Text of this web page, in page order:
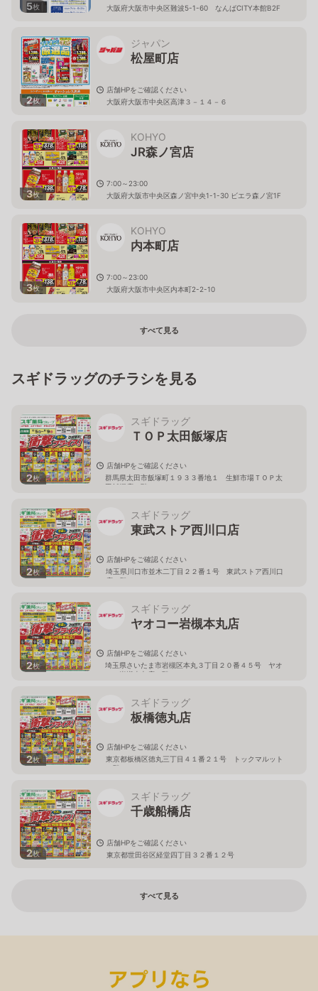
5枚 大阪府大阪市中央区難波5-1-60 なんばCITY本館B2F
2枚
ジャパン
松屋町店
店舗HPをご確認ください
大阪府大阪市中央区高津３－１４－６
3枚
KOHYO
JR森ノ宮店
7:00～23:00
大阪府大阪市中央区森ノ宮中央1-1-30 ビエラ森ノ宮1F
3枚
KOHYO
内本町店
7:00～23:00
大阪府大阪市中央区内本町2-2-10
すべて見る
スギドラッグのチラシを見る
2枚
スギドラッグ
ＴＯＰ太田飯塚店
店舗HPをご確認ください
群馬県太田市飯塚町１９３３番地１ 生鮮市場ＴＯＰ太
田飯塚店１階
2枚
スギドラッグ
東武ストア西川口店
店舗HPをご確認ください
埼玉県川口市並木二丁目２２番１号 東武ストア西川口
店２階
2枚
スギドラッグ
ヤオコー岩槻本丸店
店舗HPをご確認ください
埼玉県さいたま市岩槻区本丸３丁目２０番４５号 ヤオ
コー岩槻本丸店２階
2枚
スギドラッグ
板橋徳丸店
店舗HPをご確認ください
東京都板橋区徳丸三丁目４１番２１号 トックマルット
１階
2枚
スギドラッグ
千歳船橋店
店舗HPをご確認ください
東京都世田谷区経堂四丁目３２番１２号
すべて見る